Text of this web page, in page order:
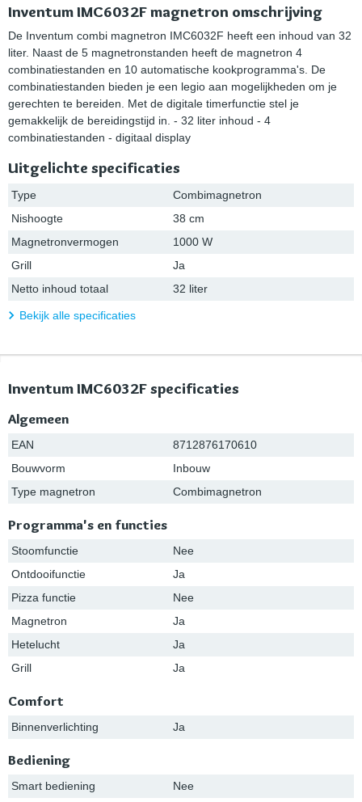
Inventum IMC6032F magnetron omschrijving
De Inventum combi magnetron IMC6032F heeft een inhoud van 32
liter. Naast de 5 magnetronstanden heeft de magnetron 4
combinatiestanden en 10 automatische kookprogramma's. De
combinatiestanden bieden je een legio aan mogelijkheden om je
gerechten te bereiden. Met de digitale timerfunctie stel je
gemakkelijk de bereidingstijd in. - 32 liter inhoud - 4
combinatiestanden - digitaal display
Uitgelichte specificaties
Type
Combimagnetron
Nishoogte
38 cm
Magnetronvermogen
1000 W
Grill
Ja
Netto inhoud totaal
32 liter
Bekijk alle specificaties
Inventum IMC6032F specificaties
Algemeen
EAN
8712876170610
Bouwvorm
Inbouw
Type magnetron
Combimagnetron
Programma's en functies
Stoomfunctie
Nee
Ontdooifunctie
Ja
Pizza functie
Nee
Magnetron
Ja
Hetelucht
Ja
Grill
Ja
Comfort
Binnenverlichting Ja
Bediening
Smart bediening
Nee